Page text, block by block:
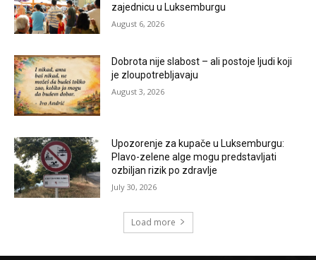
zajednicu u Luksemburgu
August 6, 2026
Dobrota nije slabost – ali postoje ljudi koji
je zloupotrebljavaju
August 3, 2026
Upozorenje za kupače u Luksemburgu:
Plavo-zelene alge mogu predstavljati
ozbiljan rizik po zdravlje
July 30, 2026
Load more